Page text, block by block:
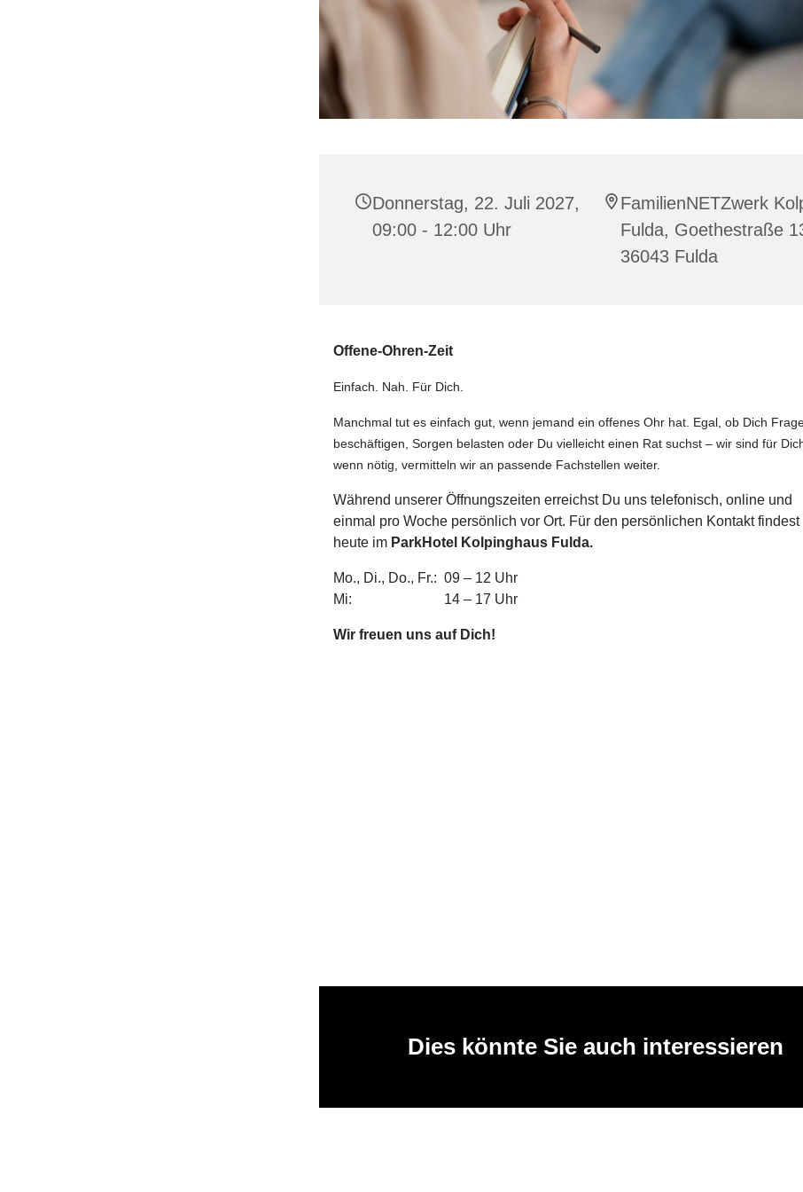
Donnerstag, 22. Juli 2027,
09:00 - 12:00 Uhr
FamilienNETZwerk
Fulda, Goethestraße
36043 Fulda
️Offene-Ohren-Zeit
Einfach. Nah. Für Dich.
Manchmal tut es einfach gut, wenn jemand ein offenes Ohr hat. Egal, ob Dich
beschäftigen, Sorgen belasten oder Du vielleicht einen Rat suchst – wir sind für
wenn nötig, vermitteln wir an passende Fachstellen weiter.
Während unserer Öffnungszeiten erreichst Du uns telefonisch, online und
einmal pro Woche persönlich vor Ort. Für den persönlichen Kontakt findest
heute im ParkHotel Kolpinghaus Fulda.
Mo., Di., Do., Fr.: 09 – 12 Uhr
Mi: 14 – 17 Uhr
Wir freuen uns auf Dich!
Dies könnte Sie auch interessieren